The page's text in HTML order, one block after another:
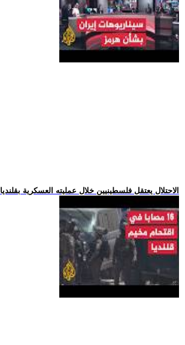
.. الاحتلال يعتقل فلسطينيين خلال عمليته العسكرية بقلنديا